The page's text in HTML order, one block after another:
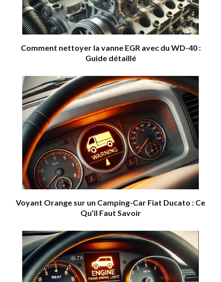
Comment nettoyer la vanne EGR avec du WD-40 :
Guide détaillé
Voyant Orange sur un Camping-Car Fiat Ducato : Ce
Qu’il Faut Savoir